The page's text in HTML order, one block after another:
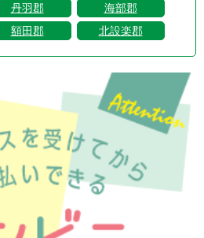
丹羽郡
海部郡
額田郡 北設楽郡